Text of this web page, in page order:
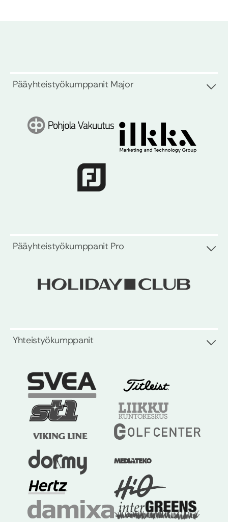
Pääyhteistyökumppanit Major
Pääyhteistyökumppanit Pro
Yhteistyökumppanit